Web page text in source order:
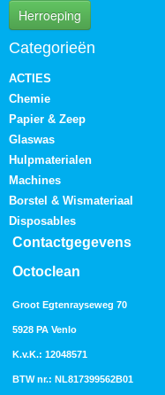
Herroeping
Categorieën
ACTIES
Chemie
Papier & Zeep
Glaswas
Hulpmaterialen
Machines
Borstel & Wismateriaal
Disposables
Contactgegevens
Octoclean
Groot Egtenrayseweg 70
5928 PA Venlo
K.v.K.: 12048571
BTW nr.: NL817399562B01